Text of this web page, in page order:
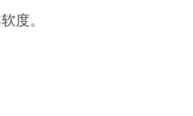
度。